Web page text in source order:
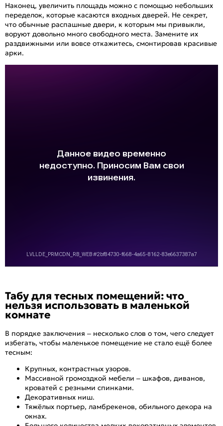
Наконец, увеличить площадь можно с помощью небольших
переделок, которые касаются входных дверей. Не секрет,
что обычные распашные двери, к которым мы привыкли,
воруют довольно много свободного места. Замените их
раздвижными или вовсе откажитесь, смонтировав красивые
арки.
Табу для тесных помещений: что
нельзя использовать в маленькой
комнате
В порядке заключения – несколько слов о том, чего следует
избегать, чтобы маленькое помещение не стало ещё более
тесным:
Крупных, контрастных узоров.
Массивной громоздкой мебели – шкафов, диванов,
кроватей с резными спинками.
Декоративных ниш.
Тяжёлых портьер, ламбрекенов, обильного декора на
окнах.